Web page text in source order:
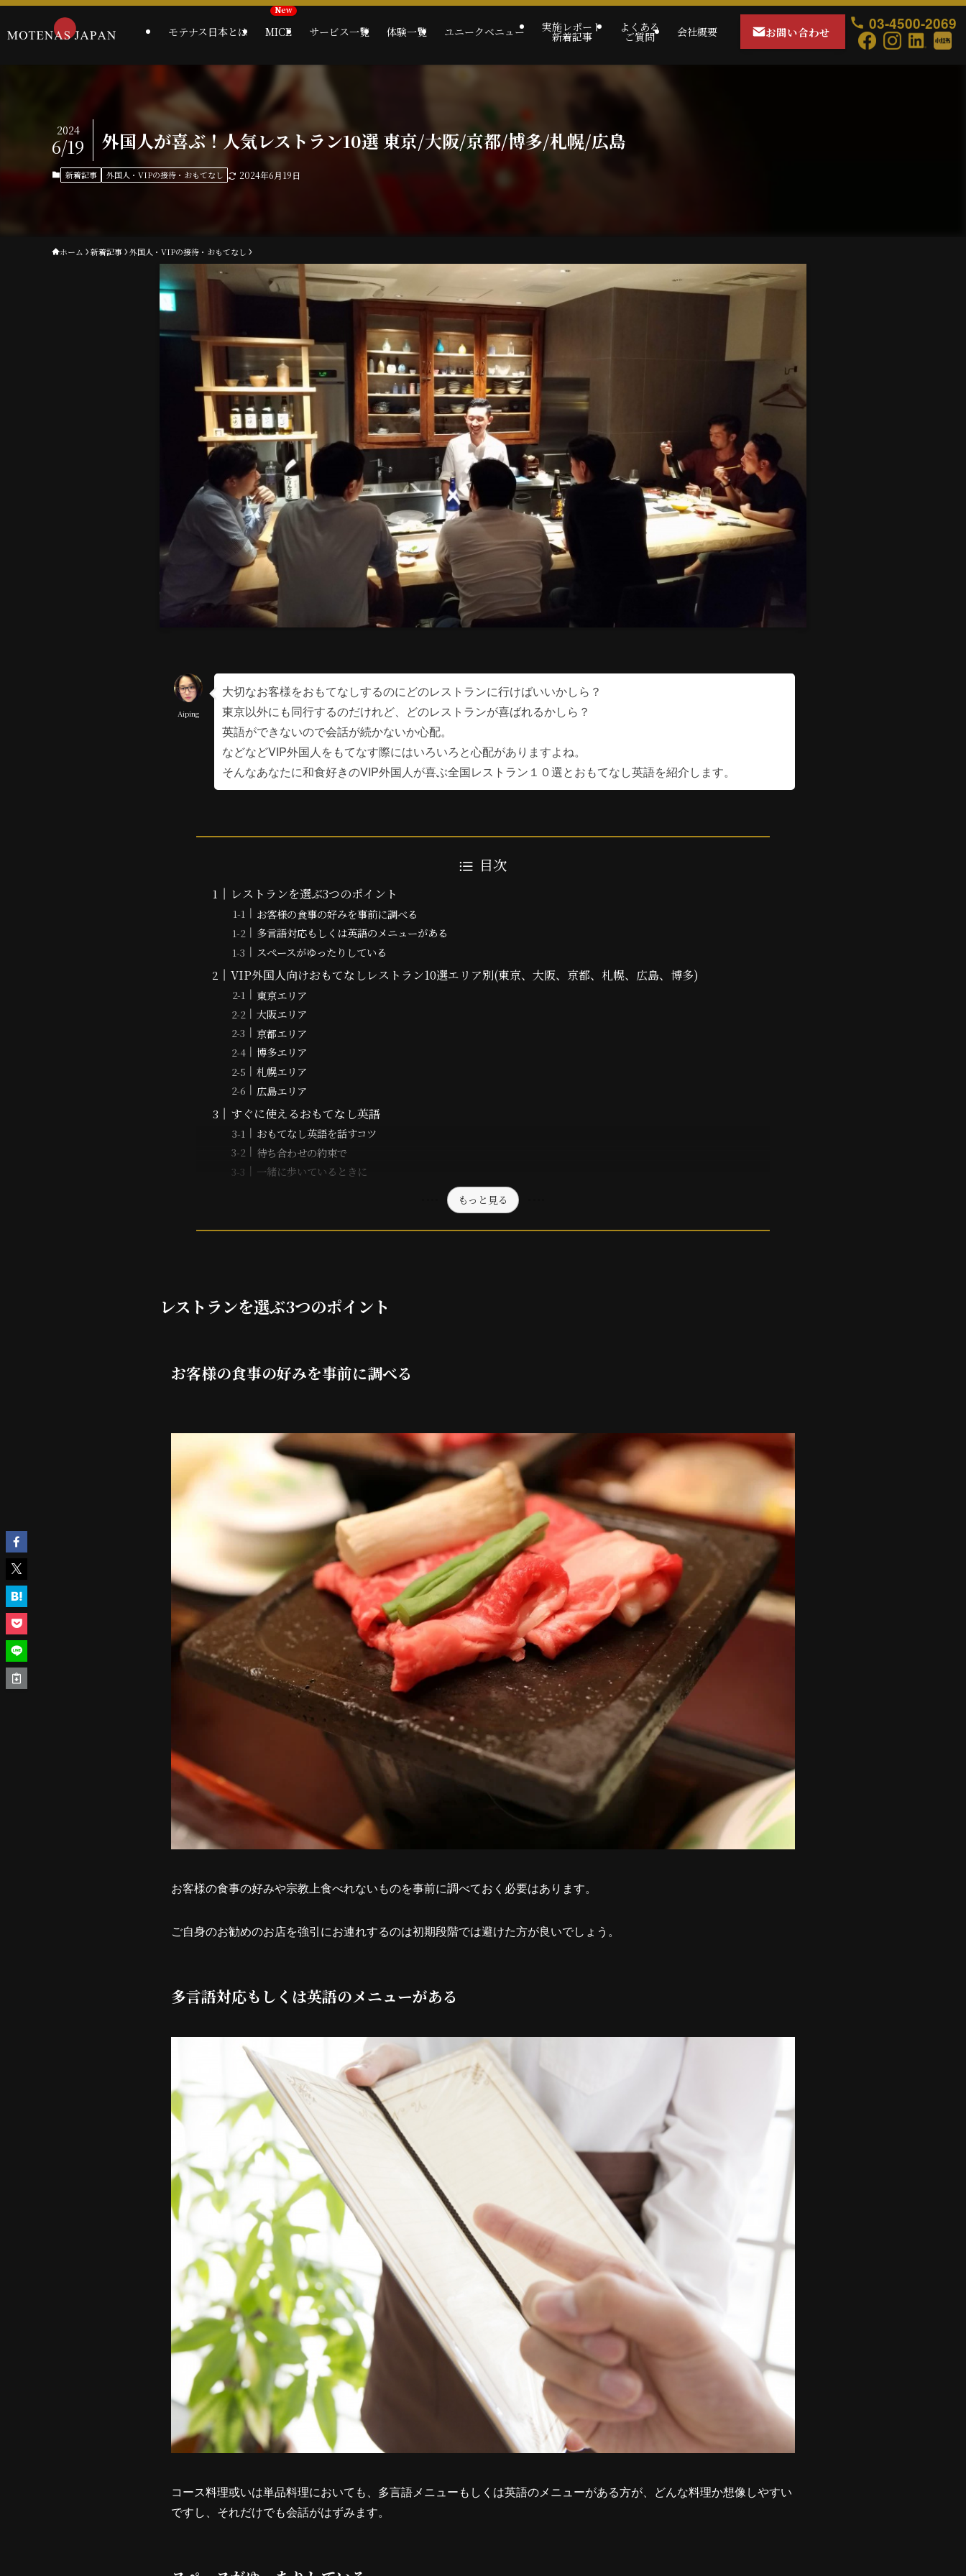
モテナス日本とは MICE サービス一覧 体験一覧 ユニークベニュー 実施レポート
新着記事
よくある
ご質問 会社概要 お問い合わせ 03-4500-2069
外国人が喜ぶ！人気レストラン10選 東京/大阪/京都/博多/札幌/広島
2024
6/19
新着記事 外国人・VIPの接待・おもてなし 2024年6月19日
ホーム 新着記事 外国人・VIPの接待・おもてなし
Aiping
大切なお客様をおもてなしするのにどのレストランに行けばいいかしら？
東京以外にも同行するのだけれど、どのレストランが喜ばれるかしら？
英語ができないので会話が続かないか心配。
などなどVIP外国人をもてなす際にはいろいろと心配がありますよね。
そんなあなたに和食好きのVIP外国人が喜ぶ全国レストラン１０選とおもてなし英語を紹介します。
目次
レストランを選ぶ3つのポイント
お客様の食事の好みを事前に調べる
多言語対応もしくは英語のメニューがある
スペースがゆったりしている
VIP外国人向けおもてなしレストラン10選エリア別(東京、大阪、京都、札幌、広島、博多)
東京エリア
大阪エリア
京都エリア
博多エリア
札幌エリア
広島エリア
すぐに使えるおもてなし英語
おもてなし英語を話すコツ
待ち合わせの約束で
一緒に歩いているときに
もっと見る
レストランを選ぶ3つのポイント
お客様の食事の好みを事前に調べる
お客様の食事の好みや宗教上食べれないものを事前に調べておく必要はあります。
ご自身のお勧めのお店を強引にお連れするのは初期段階では避けた方が良いでしょう。
多言語対応もしくは英語のメニューがある
コース料理或いは単品料理においても、多言語メニューもしくは英語のメニューがある方が、どんな料理か想像しやすい
ですし、それだけでも会話がはずみます。